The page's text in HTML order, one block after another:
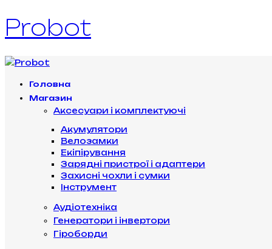
Probot
Головна
Магазин
Аксесуари і комплектуючі
Акумулятори
Велозамки
Екіпірування
Зарядні пристрої і адаптери
Захисні чохли і сумки
Інструмент
Аудіотехніка
Генератори і інвертори
Гіроборди